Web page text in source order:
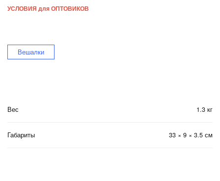
УСЛОВИЯ для ОПТОВИКОВ
Вешалки
Вес 1.3 кг
Габариты 33 × 9 × 3.5 см